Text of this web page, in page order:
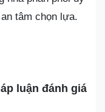
tâm chọn lựa.
luận đánh giá